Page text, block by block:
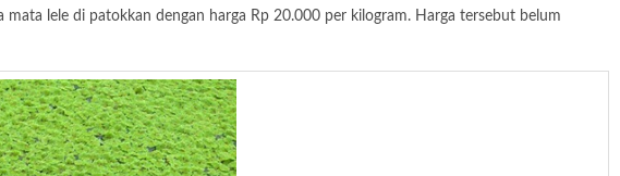
lele di patokkan dengan harga Rp 20.000 per kilogram. Harga tersebut belum